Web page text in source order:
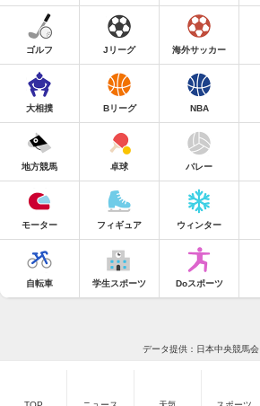
ゴルフ Jリーグ 海外サッカー
大相撲 Bリーグ NBA
地方競馬 卓球 バレー
モーター フィギュア ウィンター
自転車 学生スポーツ Doスポーツ
データ提供：日本中央競馬会